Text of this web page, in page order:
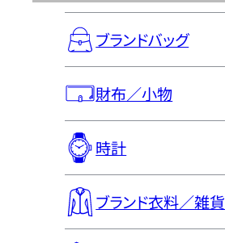
ブランドバッグ
財布／小物
時計
ブランド衣料／雑貨